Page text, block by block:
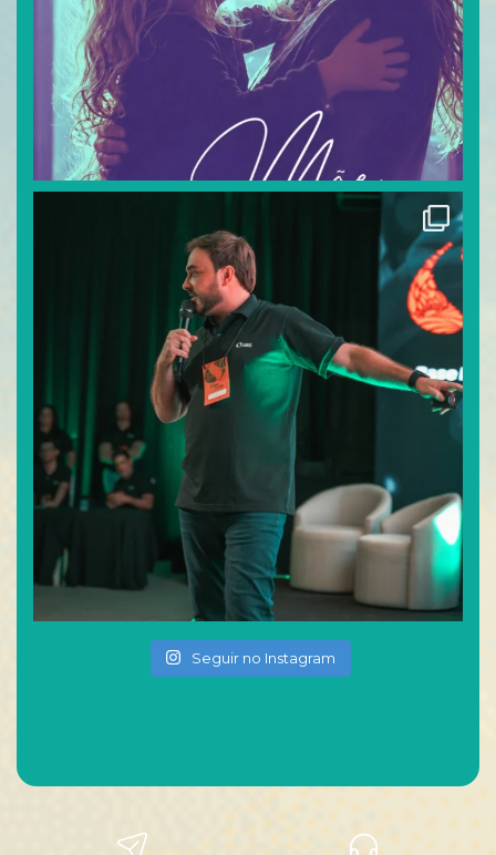
Seguir no Instagram